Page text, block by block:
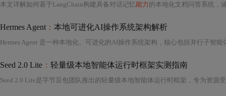
本文详解如何基于LangChain构建具备对话记忆能力 的本地化文档问答系统，涵盖带状态RAG架构设计、Memory模块选型（Buffer/Summary/KG）、Chroma向量库调优、Llama-3本地
Hermes Agent ： 本地可进化AI操作系统架构解析
Seed 2.0 Lite ： 轻量级本地智能体运行时框架实测指南